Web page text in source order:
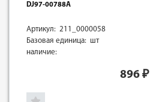
DJ97-00788A
Артикул: 211_0000058
Базовая единица: шт
наличие:
896 ₽